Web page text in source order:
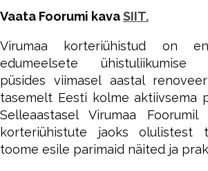
Vaata Foorumi kavaSIIT.
Virumaa korteriühistud on
edumeelsete ühistuliikumise
püsides viimasel aastal
tasemelt Eesti kolme aktiivsema
Selleaastasel Virumaa
korteriühistute jaoks olulistest
toome esile parimaid näited ja